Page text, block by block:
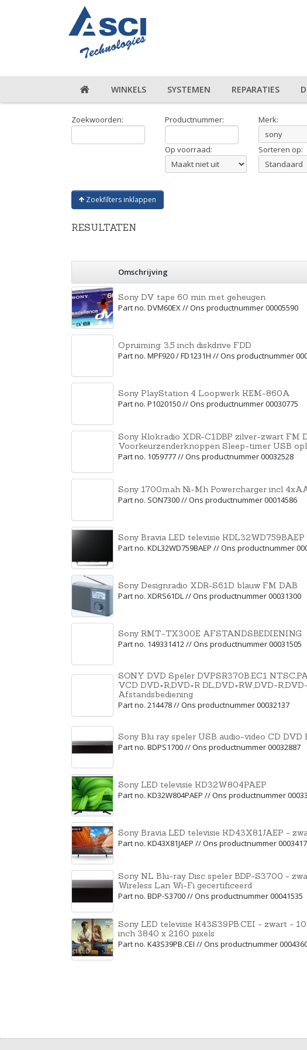
WINKELS SYSTEMEN REPARATIES
Zoekwoorden: Productnummer: Merk:
Op voorraad: Sorteren op:
Zoekfilters inklappen
RESULTATEN
Omschrijving
Sony DV tape 60 min met geheugen
Part no. DVM60EX // Ons productnummer 00005590
Opruiming: 3,5 inch diskdrive FDD
Part no. MPF920 / FD1231H // Ons productnummer
Sony PlayStation 4 Loopwerk KEM-860A
Part no. P1020150 // Ons productnummer 00030775
Sony Klokradio XDR-C1DBP zilver-zwart FM
Voorkeurzenderknoppen Sleep-timer USB
Part no. 1059777 // Ons productnummer 00032528
Sony 1700mah Ni-Mh Powercharger incl
Part no. SON7300 // Ons productnummer 00014586
Sony Bravia LED televisie KDL32WD759BAEP
Part no. KDL32WD759BAEP // Ons productnummer
Sony Designradio XDR-S61D blauw FM DAB
Part no. XDRS61DL // Ons productnummer 00031300
Sony RMT-TX300E AFSTANDSBEDIENING
Part no. 149331412 // Ons productnummer 00031505
SONY DVD Speler DVPSR370B.EC1
VCD DVD+R,DVD+R DL,DVD+RW,DVD-
Afstandsbediening
Part no. 214478 // Ons productnummer 00032137
Sony Blu ray speler USB audio-video CD DVD
Part no. BDPS1700 // Ons productnummer 00032887
Sony LED televisie KD32W804PAEP
Part no. KD32W804PAEP // Ons productnummer
Sony Bravia LED televisie KD43X81JAEP -
Part no. KD43X81JAEP // Ons productnummer
Sony NL Blu-ray Disc speler BDP-S3700 -
Wireless Lan Wi-Fi gecertificeerd
Part no. BDP-S3700 // Ons productnummer 00041535
Sony LED televisie K43S39PB.CEI - zwart -
inch 3840 x 2160 pixels
Part no. K43S39PB.CEI // Ons productnummer